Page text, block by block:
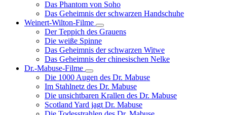
Wallace-
Das Phantom von Soho
Das Geheimnis der schwarzen Handschuhe
Weinert-Wilton-Filme
Unternavigation
von
Weinert-
Wilton-
Filme
Der Teppich des Grauens
Die weiße Spinne
Das Geheimnis der schwarzen Witwe
Das Geheimnis der chinesischen Nelke
Dr.-Mabuse-Filme
Unternavigation
von
Dr.-
Mabuse-
Filme
Die 1000 Augen des Dr. Mabuse
Im Stahlnetz des Dr. Mabuse
Die unsichtbaren Krallen des Dr. Mabuse
Scotland Yard jagt Dr. Mabuse